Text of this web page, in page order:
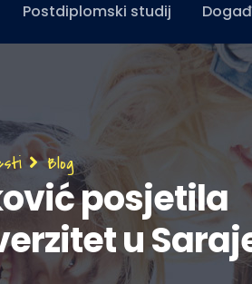
Postdiplomski studij
Blog
posjetila
u